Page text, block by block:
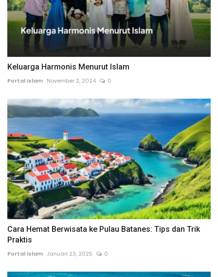
Keluarga Harmonis Menurut Islam
Portal Islam November 2, 2024 0
Cara Hemat Berwisata ke Pulau Batanes: Tips dan Trik
Praktis
Portal Islam Januari 23, 2025 0